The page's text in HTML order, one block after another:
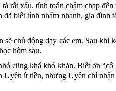
rất xấu, tính toán chậm chạp đến
biết tính nhẩm nhanh, gia đình
chủ động dạy các em. Sau khi
hôm sau.
cũng khá khó khăn. Biết ơn “cô
Uyên ít tiền, nhưng Uyên chỉ